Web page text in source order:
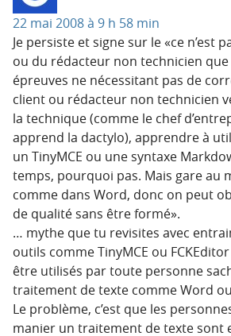
22 mai 2008 à 9 h 58 min
Je persiste et signe sur le «ce n’est
ou du rédacteur non technicien
épreuves ne nécessitant pas de
client ou rédacteur non technicien
la technique (comme le chef
apprend la dactylo), apprendre à
un TinyMCE ou une syntaxe
temps, pourquoi pas. Mais gare au
comme dans Word, donc on peut
de qualité sans être formé».
… mythe que tu revisites avec
outils comme TinyMCE ou
être utilisés par toute personne
traitement de texte comme Word
Le problème, c’est que les
manier un traitement de texte sont